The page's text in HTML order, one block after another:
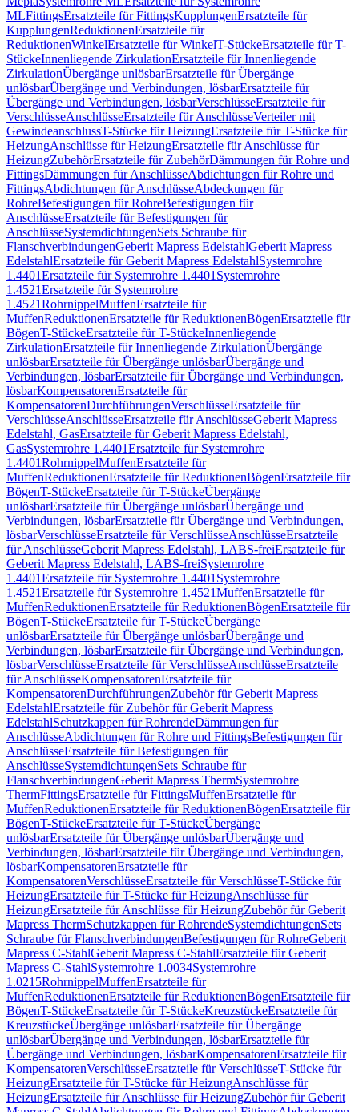
MLFittingsErsatzteile für FittingsKupplungenErsatzteile für
KupplungenReduktionenErsatzteile für
ReduktionenWinkelErsatzteile für WinkelT-StückeErsatzteile für T-
StückeInnenliegende ZirkulationErsatzteile für Innenliegende
ZirkulationÜbergänge unlösbarErsatzteile für Übergänge
unlösbarÜbergänge und Verbindungen, lösbarErsatzteile für
Übergänge und Verbindungen, lösbarVerschlüsseErsatzteile für
VerschlüsseAnschlüsseErsatzteile für AnschlüsseVerteiler mit
GewindeanschlussT-Stücke für HeizungErsatzteile für T-Stücke für
HeizungAnschlüsse für HeizungErsatzteile für Anschlüsse für
HeizungZubehörErsatzteile für ZubehörDämmungen für Rohre und
FittingsDämmungen für AnschlüsseAbdichtungen für Rohre und
FittingsAbdichtungen für AnschlüsseAbdeckungen für
RohreBefestigungen für RohreBefestigungen für
AnschlüsseErsatzteile für Befestigungen für
AnschlüsseSystemdichtungenSets Schraube für
FlanschverbindungenGeberit Mapress EdelstahlGeberit Mapress
EdelstahlErsatzteile für Geberit Mapress EdelstahlSystemrohre
1.4401Ersatzteile für Systemrohre 1.4401 Systemrohre
1.4521Ersatzteile für Systemrohre
1.4521RohrnippelMuffenErsatzteile für
MuffenReduktionenErsatzteile für ReduktionenBögenErsatzteile für
BögenT-StückeErsatzteile für T-StückeInnenliegende
ZirkulationErsatzteile für Innenliegende ZirkulationÜbergänge
unlösbarErsatzteile für Übergänge unlösbarÜbergänge und
Verbindungen, lösbarErsatzteile für Übergänge und Verbindungen,
lösbarKompensatorenErsatzteile für
KompensatorenDurchführungenVerschlüsseErsatzteile für
VerschlüsseAnschlüsseErsatzteile für AnschlüsseGeberit Mapress
Edelstahl, GasErsatzteile für Geberit Mapress Edelstahl,
GasSystemrohre 1.4401Ersatzteile für Systemrohre
1.4401RohrnippelMuffenErsatzteile für
MuffenReduktionenErsatzteile für ReduktionenBögenErsatzteile für
BögenT-StückeErsatzteile für T-StückeÜbergänge
unlösbarErsatzteile für Übergänge unlösbarÜbergänge und
Verbindungen, lösbarErsatzteile für Übergänge und Verbindungen,
lösbarVerschlüsseErsatzteile für VerschlüsseAnschlüsseErsatzteile
für AnschlüsseGeberit Mapress Edelstahl, LABS-freiErsatzteile für
Geberit Mapress Edelstahl, LABS-freiSystemrohre
1.4401Ersatzteile für Systemrohre 1.4401 Systemrohre
1.4521Ersatzteile für Systemrohre 1.4521MuffenErsatzteile für
MuffenReduktionenErsatzteile für ReduktionenBögenErsatzteile für
BögenT-StückeErsatzteile für T-StückeÜbergänge
unlösbarErsatzteile für Übergänge unlösbarÜbergänge und
Verbindungen, lösbarErsatzteile für Übergänge und Verbindungen,
lösbarVerschlüsseErsatzteile für VerschlüsseAnschlüsseErsatzteile
für AnschlüsseKompensatorenErsatzteile für
KompensatorenDurchführungenZubehör für Geberit Mapress
EdelstahlErsatzteile für Zubehör für Geberit Mapress
EdelstahlSchutzkappen für RohrendeDämmungen für
AnschlüsseAbdichtungen für Rohre und FittingsBefestigungen für
AnschlüsseErsatzteile für Befestigungen für
AnschlüsseSystemdichtungenSets Schraube für
FlanschverbindungenGeberit Mapress ThermSystemrohre
ThermFittingsErsatzteile für FittingsMuffenErsatzteile für
MuffenReduktionenErsatzteile für ReduktionenBögenErsatzteile für
BögenT-StückeErsatzteile für T-StückeÜbergänge
unlösbarErsatzteile für Übergänge unlösbarÜbergänge und
Verbindungen, lösbarErsatzteile für Übergänge und Verbindungen,
lösbarKompensatorenErsatzteile für
KompensatorenVerschlüsseErsatzteile für VerschlüsseT-Stücke für
HeizungErsatzteile für T-Stücke für HeizungAnschlüsse für
HeizungErsatzteile für Anschlüsse für HeizungZubehör für Geberit
Mapress ThermSchutzkappen für RohrendeSystemdichtungenSets
Schraube für FlanschverbindungenBefestigungen für RohreGeberit
Mapress C-StahlGeberit Mapress C-StahlErsatzteile für Geberit
Mapress C-StahlSystemrohre 1.0034Systemrohre
1.0215RohrnippelMuffenErsatzteile für
MuffenReduktionenErsatzteile für ReduktionenBögenErsatzteile für
BögenT-StückeErsatzteile für T-StückeKreuzstückeErsatzteile für
KreuzstückeÜbergänge unlösbarErsatzteile für Übergänge
unlösbarÜbergänge und Verbindungen, lösbarErsatzteile für
Übergänge und Verbindungen, lösbarKompensatorenErsatzteile für
KompensatorenVerschlüsseErsatzteile für VerschlüsseT-Stücke für
HeizungErsatzteile für T-Stücke für HeizungAnschlüsse für
HeizungErsatzteile für Anschlüsse für HeizungZubehör für Geberit